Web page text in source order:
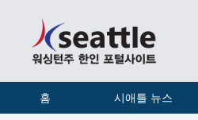
홈 시애틀 뉴스